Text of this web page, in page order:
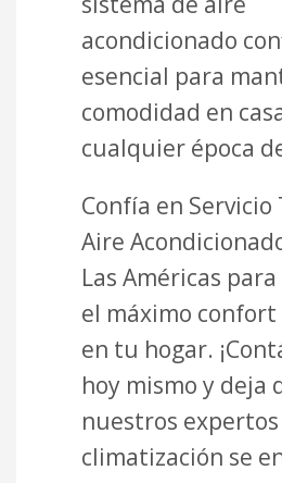
acondicionado
esencial para
comodidad en
cualquier época
Confía en Servicio
Aire
Las Américas
el máximo
en tu hogar.
hoy mismo y deja
nuestros
climatización se